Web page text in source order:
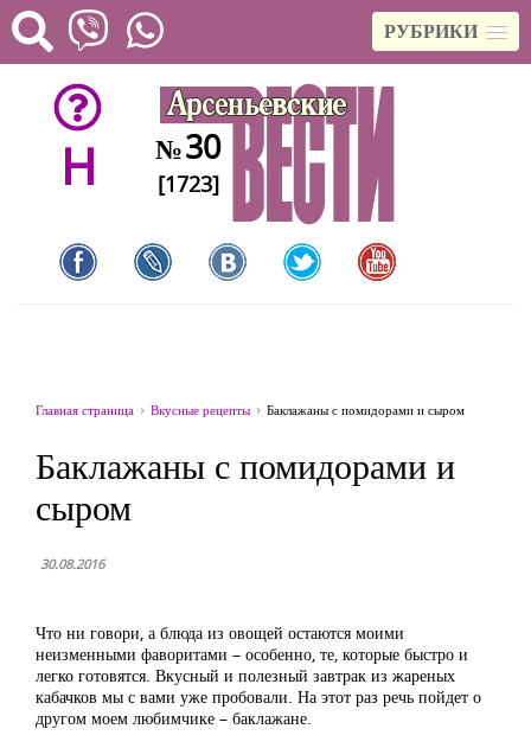
РУБРИКИ
H №30
[1723]
Главная страница Вкусные рецепты Баклажаны с помидорами и сыром
Баклажаны с помидорами и
сыром
30.08.2016
Что ни говори, а блюда из овощей остаются моими
неизменными фаворитами – особенно, те, которые быстро и
легко готовятся. Вкусный и полезный завтрак из жареных
кабачков мы с вами уже пробовали. На этот раз речь пойдет о
другом моем любимчике – баклажане.